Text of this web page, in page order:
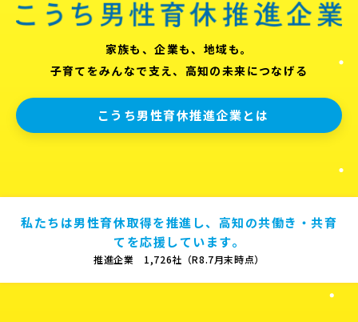
家族も、企業も、地域も。
子育てをみんなで支え、高知の未来につなげる
こうち男性育休推進企業とは
私たちは男性育休取得を推進し、高知の共働き・共育
てを応援しています。
推進企業 1,726社（R8.7月末時点）